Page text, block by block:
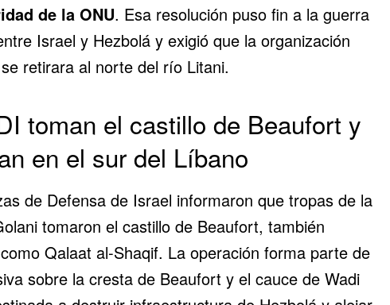
de la ONU. Esa resolución puso fin a la guerra
Israel y Hezbolá y exigió que la organización
retirara al norte del río Litani.
toman el castillo de Beaufort y
en el sur del Líbano
de Defensa de Israel informaron que tropas de la
tomaron el castillo de Beaufort, también
Qalaat al-Shaqif. La operación forma parte de
sobre la cresta de Beaufort y el cauce de Wadi